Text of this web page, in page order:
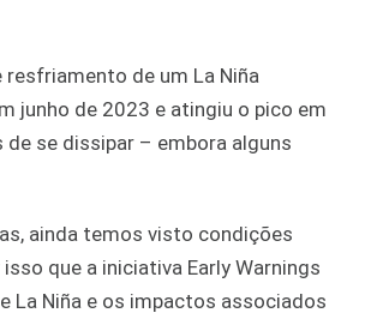
de um La Niña
junho de 2023 e atingiu o pico em
se dissipar – embora alguns
ainda temos visto condições
que a iniciativa Early Warnings
La Niña e os impactos associados